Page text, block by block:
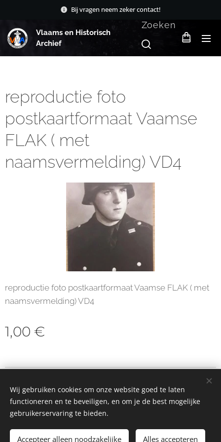
Bij vragen neem zeker contact!
Vlaams en Historisch
Archief
Zoeken
reproductie foto
postkaartformaat Vaamse
FLAK ( met
naamsvermelding) VD4
reproductie foto postkaartformaat Vaamse FLAK ( met
naamsvermelding) VD4
1,00 €
Toevoegen aan de winkelwagen
Cookies
Wij gebruiken cookies om onze website goed te laten
functioneren en te beveiligen, en om je de best mogelijke
gebruikerservaring te bieden.
Accepteer alleen noodzakelijke Alles accepteren